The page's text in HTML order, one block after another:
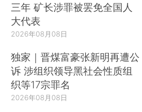
三年 矿长涉罪被罢免全国人
大代表
2026年08月08日
独家｜晋煤富豪张新明再遭公
诉 涉组织领导黑社会性质组
织等17宗罪名
2026年08月08日